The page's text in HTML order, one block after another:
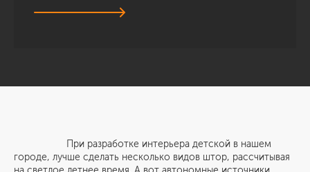
При разработке интерьера детской в нашем
городе, лучше сделать несколько видов штор, рассчитывая